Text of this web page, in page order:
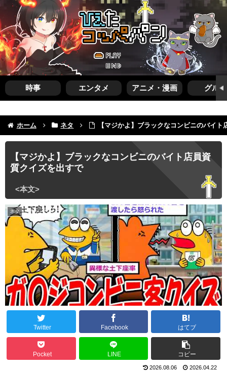
時事 エンタメ アニメ・漫画 グルメ
ホーム ネタ 【マジかよ】ブラックなコンビニのバイ
【マジかよ】ブラックなコンビニのバイト店員資
質クイズを出すで
ネタ
Twitter Facebook はてブ
Pocket LINE コピー
2026.08.06 2026.04.22